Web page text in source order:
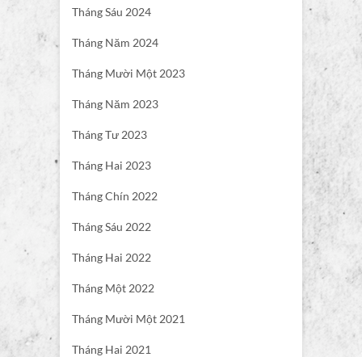
Tháng Sáu 2024
Tháng Năm 2024
Tháng Mười Một 2023
Tháng Năm 2023
Tháng Tư 2023
Tháng Hai 2023
Tháng Chín 2022
Tháng Sáu 2022
Tháng Hai 2022
Tháng Một 2022
Tháng Mười Một 2021
Tháng Hai 2021